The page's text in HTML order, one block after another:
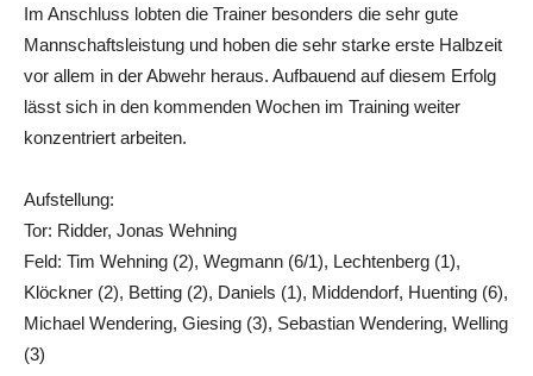
Im Anschluss lobten die Trainer besonders die sehr gute
Mannschaftsleistung und hoben die sehr starke erste Halbzeit
vor allem in der Abwehr heraus. Aufbauend auf diesem Erfolg
lässt sich in den kommenden Wochen im Training weiter
konzentriert arbeiten.
Aufstellung:
Tor: Ridder, Jonas Wehning
Feld: Tim Wehning (2), Wegmann (6/1), Lechtenberg (1),
Klöckner (2), Betting (2), Daniels (1), Middendorf, Huenting (6),
Michael Wendering, Giesing (3), Sebastian Wendering, Welling
(3)